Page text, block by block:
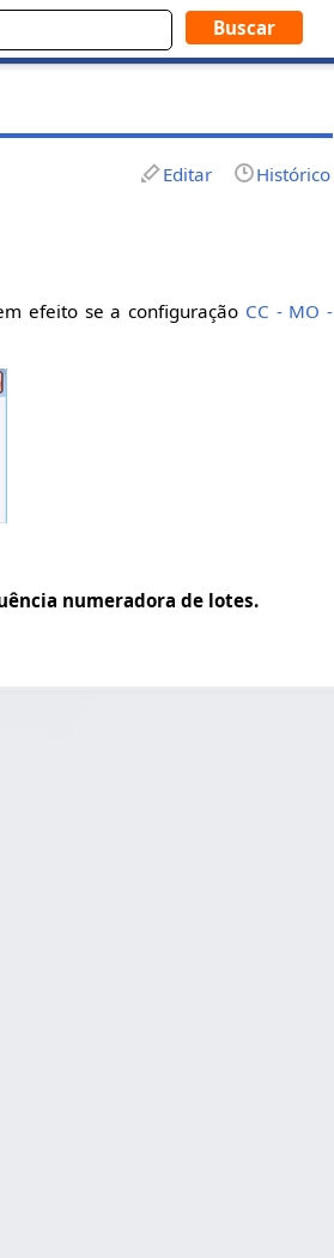
Editar Histórico
efeito se a configuração CC - MO -
numeradora de lotes.